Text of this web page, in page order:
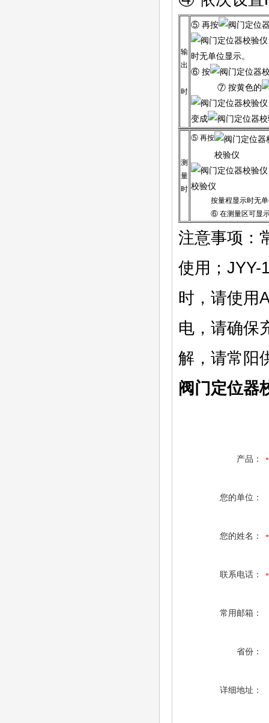
输
出
时
⑤ 再按
时无单位显示。
⑥ 按
⑦ 按黄色的
变成
测
量
时
⑤ 再按
按量程显示时无单
⑥ 在测量区可显示
注意事项：
使用；JYY-
时，请使用
电，请确保
解，请常阳
阀门定位器
产品：
您的单位：
您的姓名：
联系电话：
常用邮箱：
省份：
详细地址：